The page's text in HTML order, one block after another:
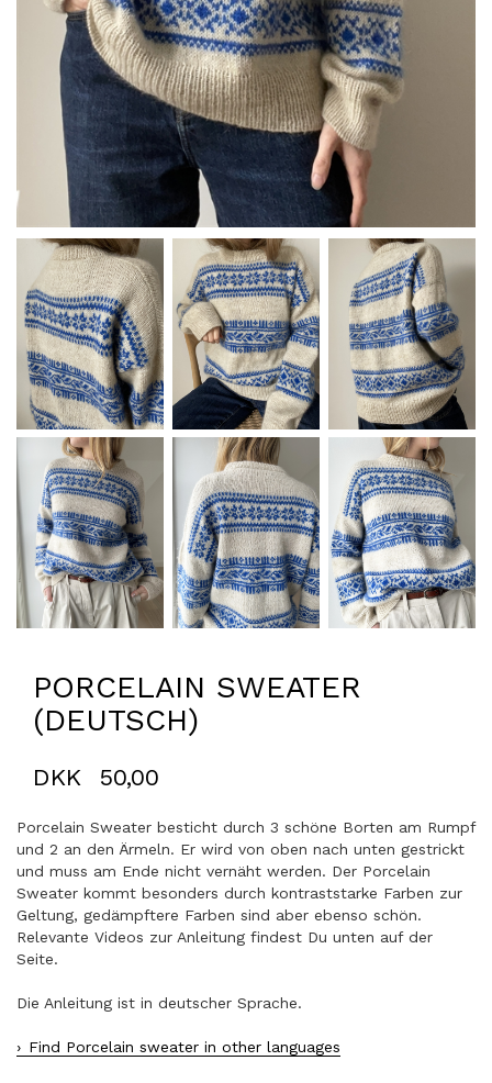
PORCELAIN SWEATER
(DEUTSCH)
DKK 50,00
Porcelain Sweater besticht durch 3 schöne Borten am Rumpf
und 2 an den Ärmeln. Er wird von oben nach unten gestrickt
und muss am Ende nicht vernäht werden. Der Porcelain
Sweater kommt besonders durch kontraststarke Farben zur
Geltung, gedämpftere Farben sind aber ebenso schön.
Relevante Videos zur Anleitung findest Du unten auf der
Seite.
Die Anleitung ist in deutscher Sprache.
Find Porcelain sweater in other languages